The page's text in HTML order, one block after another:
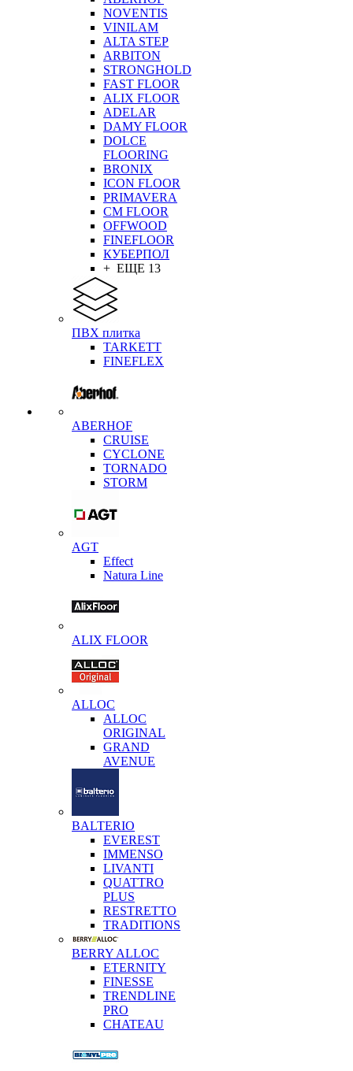
NOVENTIS
VINILAM
ALTA STEP
ARBITON
STRONGHOLD
FAST FLOOR
ALIX FLOOR
ADELAR
DAMY FLOOR
DOLCE
FLOORING
BRONIX
ICON FLOOR
PRIMAVERA
CM FLOOR
OFFWOOD
FINEFLOOR
КУБЕРПОЛ
+ ЕЩЕ 13
ПВХ плитка
TARKETT
FINEFLEX
ABERHOF
CRUISE
CYCLONE
TORNADO
STORM
AGT
Effect
Natura Line
ALIX FLOOR
ALLOC
ALLOC
ORIGINAL
GRAND
AVENUE
BALTERIO
EVEREST
IMMENSO
LIVANTI
QUATTRO
PLUS
RESTRETTO
TRADITIONS
BERRY ALLOC
ETERNITY
FINESSE
TRENDLINE
PRO
CHATEAU